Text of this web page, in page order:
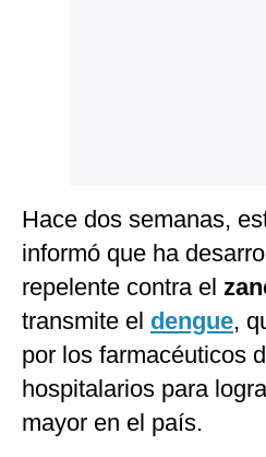
Hace dos semanas,
informó que ha
repelente contra el
transmite el dengue,
por los farmacéuticos
hospitalarios para
mayor en el país.